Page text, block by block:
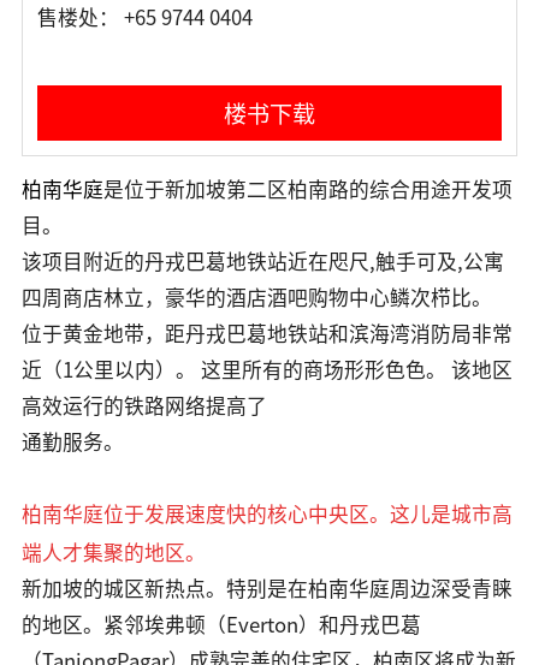
售楼处： +65 9744 0404
楼书下载
柏南华庭是位于新加坡第二区柏南路的综合用途开发项
目。
该项目附近的丹戎巴葛地铁站近在咫尺,触手可及,公寓
四周商店林立， 豪华的酒店酒吧购物中心鳞次栉比。
位于黄金地带，距丹戎巴葛地铁站和滨海湾消防局非常
近（1公里以内）。 这里所有的商场形形色色。 该地区
高效运行的铁路网络提高了
通勤服务。
柏南华庭位于发展速度快的核心中央区。这儿是城市高
端人才集聚的地区。
新加坡的城区新热点。特别是在柏南华庭周边深受青睐
的地区。紧邻埃弗顿（Everton）和丹戎巴葛